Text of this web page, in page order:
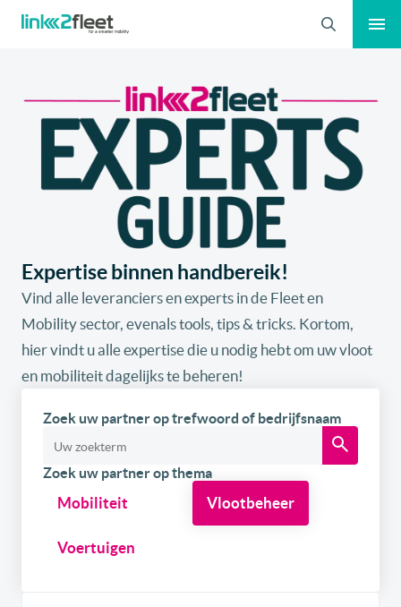
Zoeken
Expertise binnen handbereik!
Vind alle leveranciers en experts in de Fleet en
Mobility sector, evenals tools, tips & tricks. Kortom,
hier vindt u alle expertise die u nodig hebt om uw vloot
en mobiliteit dagelijks te beheren!
Zoek uw partner op trefwoord of bedrijfsnaam
Zoek uw partner op thema
Mobiliteit Vlootbeheer
Voertuigen